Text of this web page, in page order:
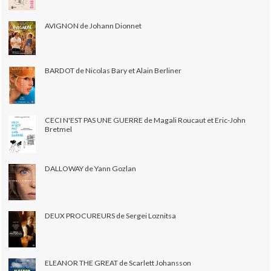
AVIGNON de Johann Dionnet
BARDOT de Nicolas Bary et Alain Berliner
CECI N'EST PAS UNE GUERRE de Magali Roucaut et Eric-John
Bretmel
DALLOWAY de Yann Gozlan
DEUX PROCUREURS de Sergei Loznitsa
ELEANOR THE GREAT de Scarlett Johansson